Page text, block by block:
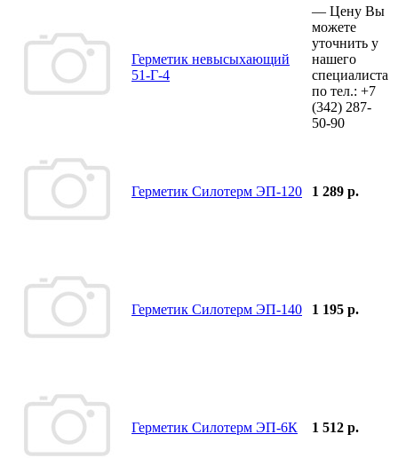
Герметик невысыхающий
51-Г-4
— Цену Вы
можете
уточнить у
нашего
специалиста
по тел.: +7
(342) 287-
50-90
Герметик Силотерм ЭП-120 1 289 р.
Герметик Силотерм ЭП-140 1 195 р.
Герметик Силотерм ЭП-6К 1 512 р.